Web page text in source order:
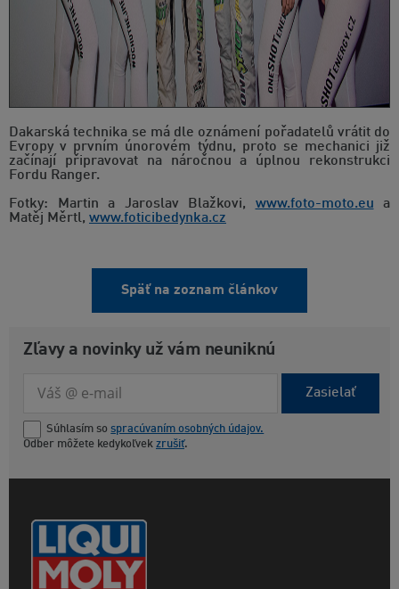
Dakarská technika se má dle oznámení pořadatelů vrátit do
Evropy v prvním únorovém týdnu, proto se mechanici již
začínají připravovat na náročnou a úplnou rekonstrukci
Fordu Ranger.
Fotky: Martin a Jaroslav Blažkovi, www.foto-moto.eu a
Matěj Měrtl, www.foticibedynka.cz
Späť na zoznam článkov
Zľavy a novinky už vám neuniknú
Zasielať
Súhlasím so spracúvaním osobných údajov.
Odber môžete kedykoľvek zrušiť.